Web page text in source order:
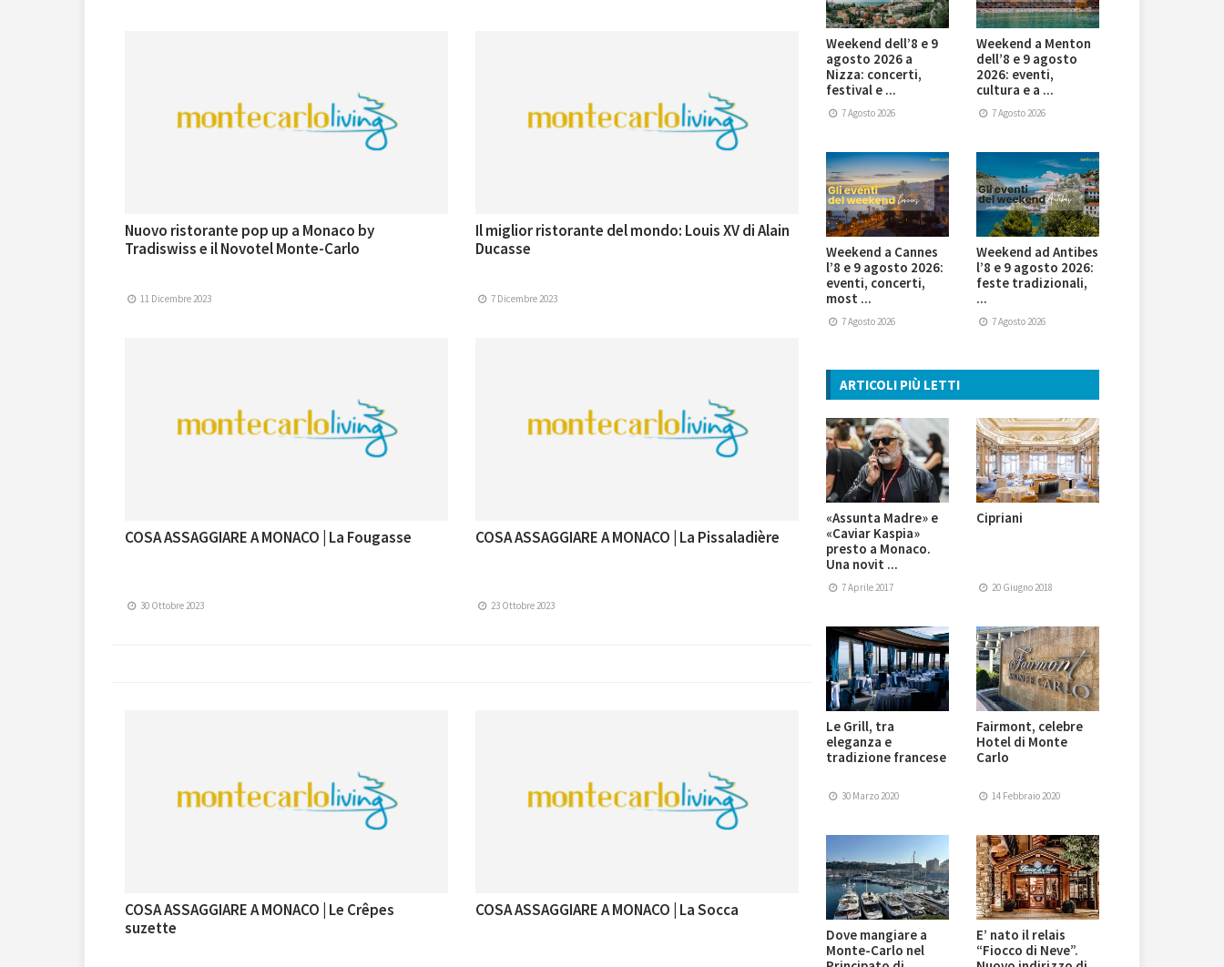
Nuovo ristorante pop up a Monaco by
Tradiswiss e il Novotel Monte-Carlo
11 Dicembre 2023
Il miglior ristorante del mondo: Louis XV di Alain
Ducasse
7 Dicembre 2023
COSA ASSAGGIARE A MONACO | La Fougasse
30 Ottobre 2023
COSA ASSAGGIARE A MONACO | La Pissaladière
23 Ottobre 2023
COSA ASSAGGIARE A MONACO | Le Crêpes
suzette
COSA ASSAGGIARE A MONACO | La Socca
Weekend dell’8 e 9
agosto 2026 a
Nizza: concerti,
festival e ...
7 Agosto 2026
Weekend a Menton
dell’8 e 9 agosto
2026: eventi,
cultura e a ...
7 Agosto 2026
Weekend a Cannes
l’8 e 9 agosto 2026:
eventi, concerti,
most ...
7 Agosto 2026
Weekend ad Antibes
l’8 e 9 agosto 2026:
feste tradizionali,
...
7 Agosto 2026
ARTICOLI PIÙ LETTI
«Assunta Madre» e
«Caviar Kaspia»
presto a Monaco.
Una novit ...
7 Aprile 2017
Cipriani
20 Giugno 2018
Le Grill, tra
eleganza e
tradizione francese
30 Marzo 2020
Fairmont, celebre
Hotel di Monte
Carlo
14 Febbraio 2020
Dove mangiare a
Monte-Carlo nel
E’ nato il relais
“Fiocco di Neve”.